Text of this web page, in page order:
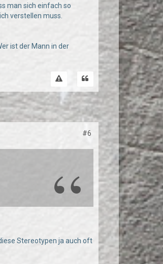
man sich einfach so
verstellen muss.
ist der Mann in der
#6
Stereotypen ja auch oft